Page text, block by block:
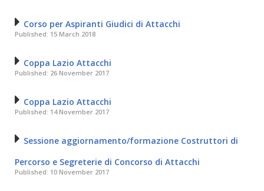
Corso per Aspiranti Giudici di Attacchi
Published: 15 March 2018
Coppa Lazio Attacchi
Published: 26 November 2017
Coppa Lazio Attacchi
Published: 14 November 2017
Sessione aggiornamento/formazione Costruttori di
Percorso e Segreterie di Concorso di Attacchi
Published: 10 November 2017